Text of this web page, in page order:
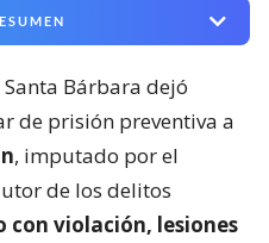
Bárbara dejó
de prisión preventiva a
, imputado por el
de los delitos
con violación, lesiones